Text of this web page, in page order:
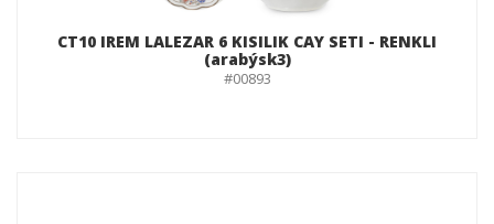
CT10 IREM LALEZAR 6 KISILIK CAY SETI - RENKLI
(arabýsk3)
#00893